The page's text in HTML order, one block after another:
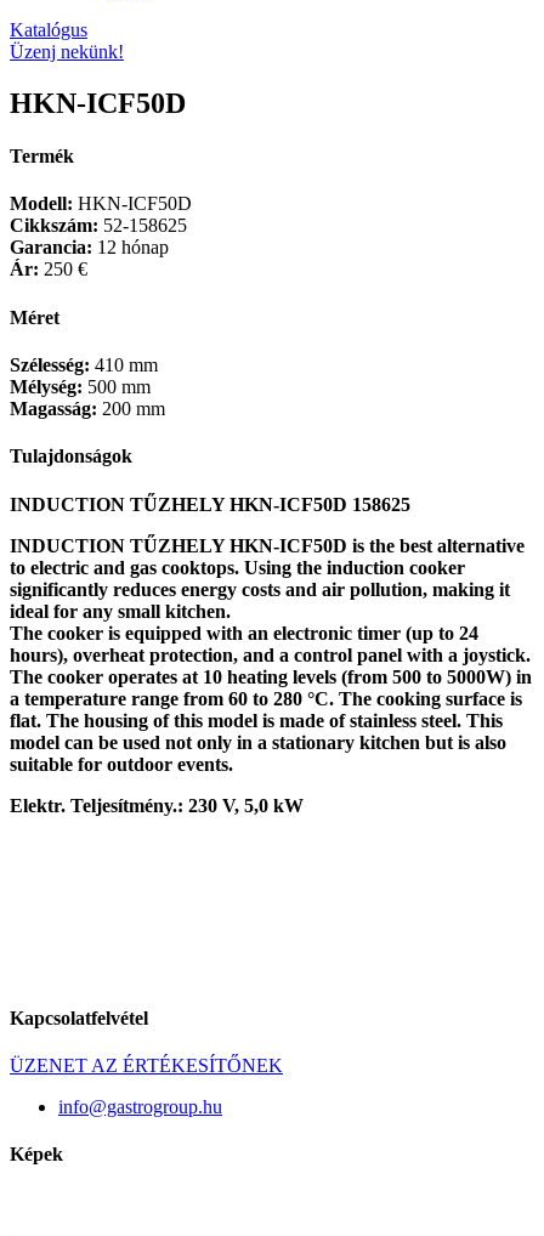
Katalógus
Üzenj nekünk!
HKN-ICF50D
Termék
Modell: HKN-ICF50D
Cikkszám: 52-158625
Garancia: 12 hónap
Ár: 250 €
Méret
Szélesség: 410 mm
Mélység: 500 mm
Magasság: 200 mm
Tulajdonságok
INDUCTION TŰZHELY HKN-ICF50D 158625
INDUCTION TŰZHELY HKN-ICF50D is the best alternative
to electric and gas cooktops. Using the induction cooker
significantly reduces energy costs and air pollution, making it
ideal for any small kitchen.
The cooker is equipped with an electronic timer (up to 24
hours), overheat protection, and a control panel with a joystick.
The cooker operates at 10 heating levels (from 500 to 5000W) in
a temperature range from 60 to 280 °C. The cooking surface is
flat. The housing of this model is made of stainless steel. This
model can be used not only in a stationary kitchen but is also
suitable for outdoor events.
Elektr. Teljesítmény.: 230 V, 5,0 kW
Kapcsolatfelvétel
ÜZENET AZ ÉRTÉKESÍTŐNEK
info@gastrogroup.hu
Képek